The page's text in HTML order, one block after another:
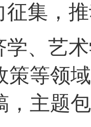
征集，
学、艺
策等领
，主题